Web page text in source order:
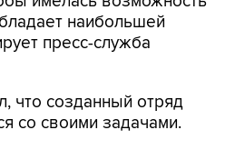
наибольшей
пресс-служба
что созданный отряд
со своими задачами.